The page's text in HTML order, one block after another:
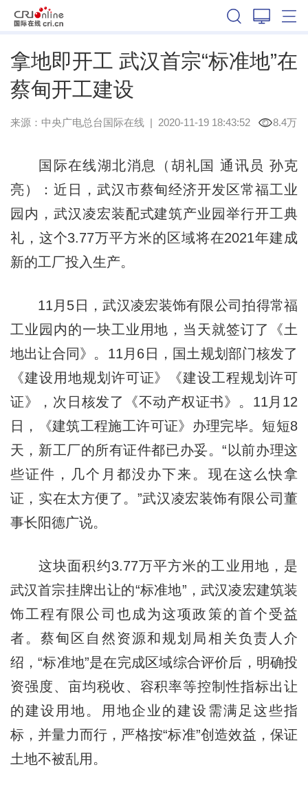
拿地即开工 武汉首宗“标准地”在
蔡甸开工建设
来源： 中央广电总台国际在线| 2020-11-19 18:43:52 8.4万
国际在线湖北消息（胡礼国 通讯员 孙克
亮）：近日，武汉市蔡甸经济开发区常福工业
园内，武汉凌宏装配式建筑产业园举行开工典
礼，这个3.77万平方米的区域将在2021年建成
新的工厂投入生产。
11月5日，武汉凌宏装饰有限公司拍得常福
工业园内的一块工业用地，当天就签订了《土
地出让合同》。11月6日，国土规划部门核发了
《建设用地规划许可证》《建设工程规划许可
证》，次日核发了《不动产权证书》。11月12
日，《建筑工程施工许可证》办理完毕。短短8
天，新工厂的所有证件都已办妥。“以前办理这
些证件，几个月都没办下来。现在这么快拿
证，实在太方便了。”武汉凌宏装饰有限公司董
事长阳德广说。
这块面积约3.77万平方米的工业用地，是
武汉首宗挂牌出让的“标准地”，武汉凌宏建筑装
饰工程有限公司也成为这项政策的首个受益
者。蔡甸区自然资源和规划局相关负责人介
绍，“标准地”是在完成区域综合评价后，明确投
资强度、亩均税收、容积率等控制性指标出让
的建设用地。用地企业的建设需满足这些指
标，并量力而行，严格按“标准”创造效益，保证
土地不被乱用。